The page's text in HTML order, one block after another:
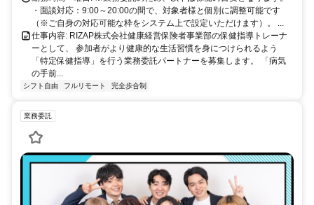
・面談対応：9:00～20:00の間で、対象者様と個別に調整可能です
（※ご自身の対応可能な枠をシステム上で設定いただけます）。 ...
仕事内容: RIZAP株式会社健康経営保険者事業部の保健指導トレーナ
ーとして、 参加者がより健康的な生活習慣を身につけられるよう
「特定保健指導」を行う業務委託パートナーを募集します。 「病気
の手前...
シフト自由 フルリモート 完全歩合制
業務委託